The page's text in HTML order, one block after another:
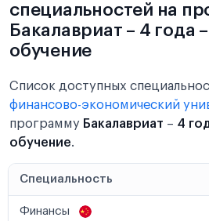
специальностей на
Бакалавриат – 4 года
обучение
Список доступных
финансово-экономический
программу Бакалавриат – 4
обучение.
Специальность
Финансы